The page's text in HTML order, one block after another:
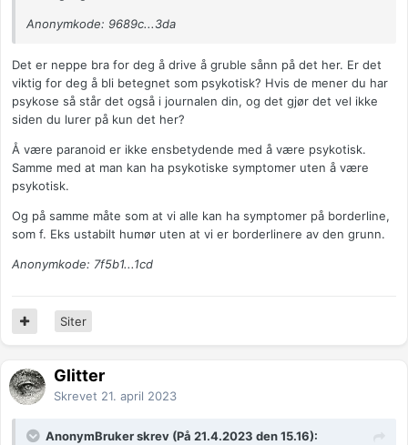
Anonymkode: 9689c...3da
Det er neppe bra for deg å drive å gruble sånn på det her. Er det
viktig for deg å bli betegnet som psykotisk? Hvis de mener du har
psykose så står det også i journalen din, og det gjør det vel ikke
siden du lurer på kun det her?
Å være paranoid er ikke ensbetydende med å være psykotisk.
Samme med at man kan ha psykotiske symptomer uten å være
psykotisk.
Og på samme måte som at vi alle kan ha symptomer på borderline,
som f. Eks ustabilt humør uten at vi er borderlinere av den grunn.
Anonymkode: 7f5b1...1cd
Siter
Glitter
Skrevet 21. april 2023
AnonymBruker skrev (På 21.4.2023 den 15.16):